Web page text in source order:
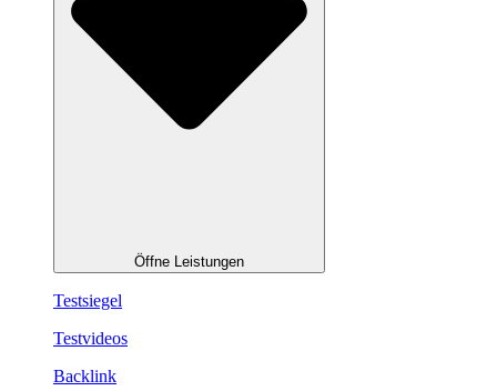
Öffne Leistungen
Testsiegel
Testvideos
Backlink